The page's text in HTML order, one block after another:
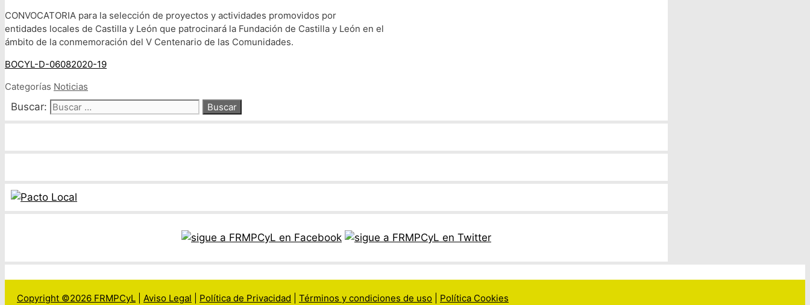
CONVOCATORIA para la selección de proyectos y actividades promovidos por
entidades locales de Castilla y León que patrocinará la Fundación de Castilla y León en el
ámbito de la conmemoración del V Centenario de las Comunidades.
BOCYL-D-06082020-19
Categorías Noticias
Buscar:
Copyright ©2026 FRMPCyL Aviso Legal Política de Privacidad Términos y condiciones de uso Política Cookies